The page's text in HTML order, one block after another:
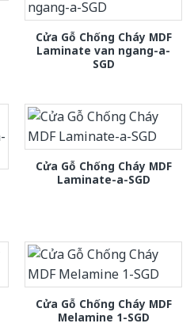
Cửa Gỗ Chống Cháy MDF
Laminate van ngang-a-
SGD
Cửa Gỗ Chống Cháy MDF
Laminate-a-SGD
Cửa Gỗ Chống Cháy MDF
Melamine 1-SGD